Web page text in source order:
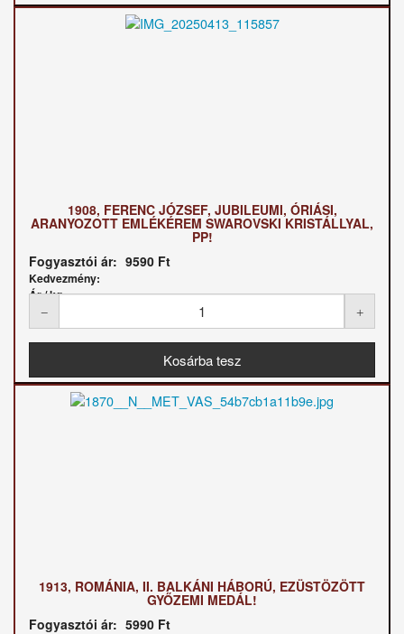
1908, FERENC JÓZSEF, JUBILEUMI, ÓRIÁSI,
ARANYOZOTT EMLÉKÉREM SWAROVSKI KRISTÁLLYAL,
PP!
Fogyasztói ár: 9590 Ft
Kedvezmény:
Ár / kg:
1913, ROMÁNIA, II. BALKÁNI HÁBORÚ, EZÜSTÖZÖTT
GYŐZEMI MEDÁL!
Fogyasztói ár: 5990 Ft